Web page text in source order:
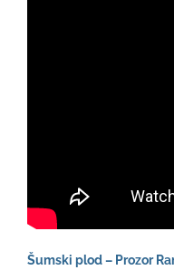
Šumski plod – Prozor